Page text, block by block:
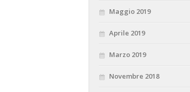
Maggio 2019
Aprile 2019
Marzo 2019
Novembre 2018